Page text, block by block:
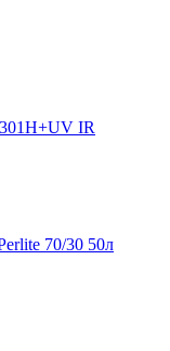
IR
70/30 50л